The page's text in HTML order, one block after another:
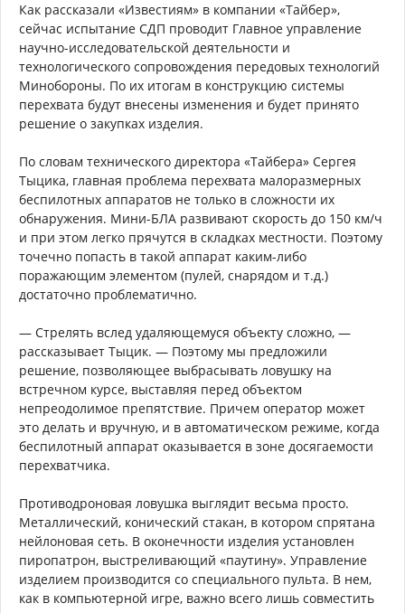
Как рассказали «Известиям» в компании «Тайбер»,
сейчас испытание СДП проводит Главное управление
научно-исследовательской деятельности и
технологического сопровождения передовых технологий
Минобороны. По их итогам в конструкцию системы
перехвата будут внесены изменения и будет принято
решение о закупках изделия.
По словам технического директора «Тайбера» Сергея
Тыцика, главная проблема перехвата малоразмерных
беспилотных аппаратов не только в сложности их
обнаружения. Мини-БЛА развивают скорость до 150 км/ч
и при этом легко прячутся в складках местности. Поэтому
точечно попасть в такой аппарат каким-либо
поражающим элементом (пулей, снарядом и т.д.)
достаточно проблематично.
— Стрелять вслед удаляющемуся объекту сложно, —
рассказывает Тыцик. — Поэтому мы предложили
решение, позволяющее выбрасывать ловушку на
встречном курсе, выставляя перед объектом
непреодолимое препятствие. Причем оператор может
это делать и вручную, и в автоматическом режиме, когда
беспилотный аппарат оказывается в зоне досягаемости
перехватчика.
Противодроновая ловушка выглядит весьма просто.
Металлический, конический стакан, в котором спрятана
нейлоновая сеть. В оконечности изделия установлен
пиропатрон, выстреливающий «паутину». Управление
изделием производится со специального пульта. В нем,
как в компьютерной игре, важно всего лишь совместить